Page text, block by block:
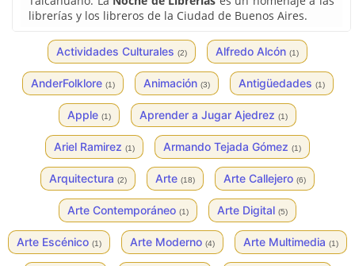
librerías y los libreros de la Ciudad de Buenos Aires.
Actividades Culturales (2) Alfredo Alcón (1)
AnderFolklore (1) Animación (3) Antigüedades (1)
Apple (1) Aprender a Jugar Ajedrez (1)
Ariel Ramirez (1) Armando Tejada Gómez (1)
Arquitectura (2) Arte (18) Arte Callejero (6)
Arte Contemporáneo (1) Arte Digital (5)
Arte Escénico (1) Arte Moderno (4) Arte Multimedia (1)